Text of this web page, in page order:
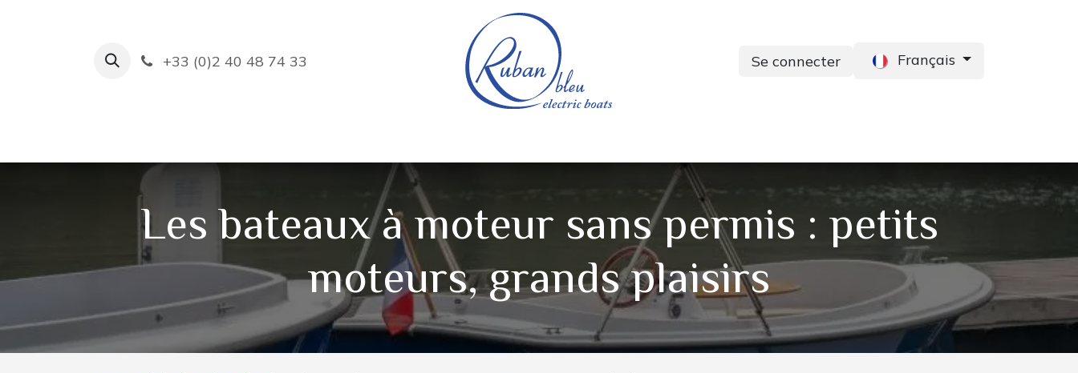
+33 (0)2 40 48 74 33 Se connecter Français
Les bateaux à moteur sans permis : petits
moteurs, grands plaisirs